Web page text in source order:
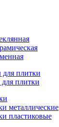
плитки
плитки
металлические
пластиковые